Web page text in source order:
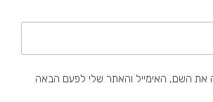
את השם, האימייל והאתר שלי לפעם הבאה